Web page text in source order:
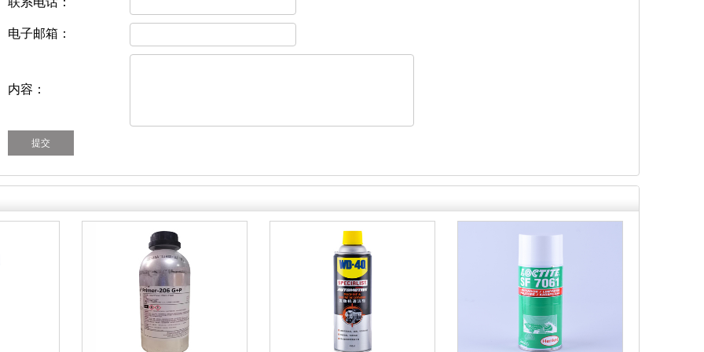
电子邮箱：
内容：